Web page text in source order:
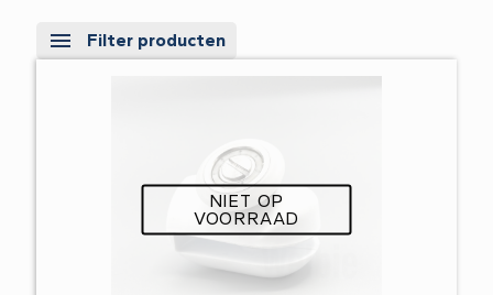
Filter producten
NIET OP
VOORRAAD